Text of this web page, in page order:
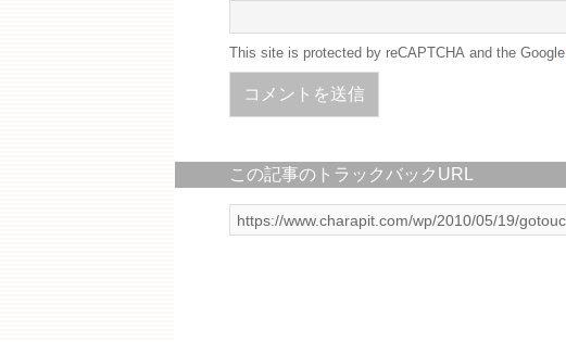
This site is protected by reCAPTCHA and the Google
この記事のトラックバックURL